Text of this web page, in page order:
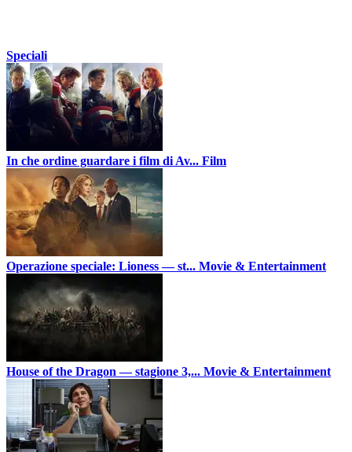
Speciali
In che ordine guardare i film di Av... Film
Operazione speciale: Lioness — st... Movie & Entertainment
House of the Dragon — stagione 3,... Movie & Entertainment